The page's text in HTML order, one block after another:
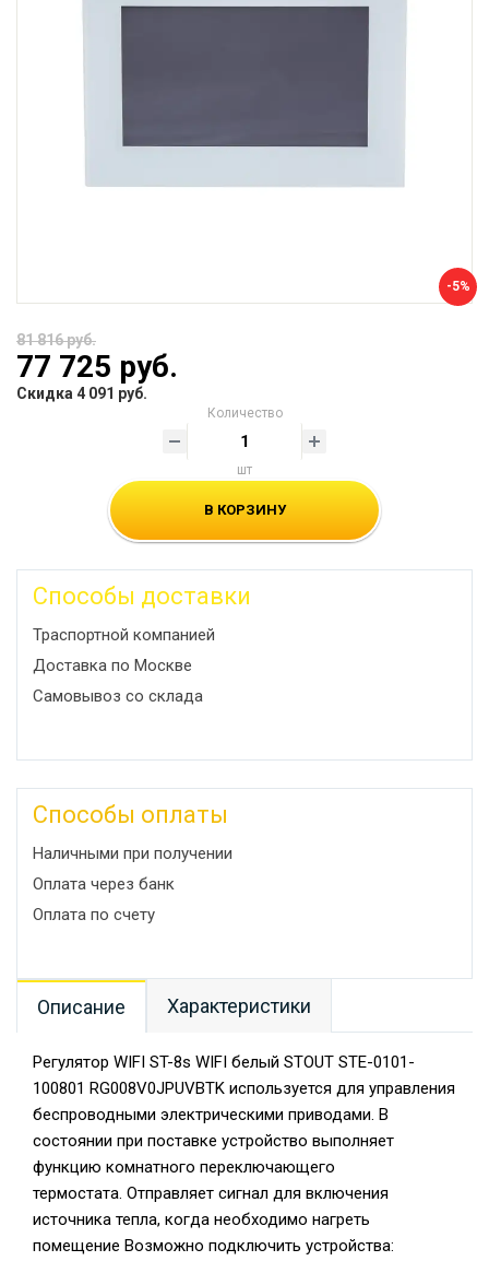
-5%
81 816 руб.
77 725 руб.
Скидка 4 091 руб.
Количество
шт
В КОРЗИНУ
Способы доставки
Траспортной компанией
Доставка по Москве
Самовывоз со склада
Способы оплаты
Наличными при получении
Оплата через банк
Оплата по счету
Описание Характеристики
Регулятор WIFI ST-8s WIFI белый STOUT STE-0101-
100801 RG008V0JPUVBTK используется для управления
беспроводными электрическими приводами. В
состоянии при поставке устройство выполняет
функцию комнатного переключающего
термостата. Отправляет сигнал для включения
источника тепла, когда необходимо нагреть
помещение Возможно подключить устройства: